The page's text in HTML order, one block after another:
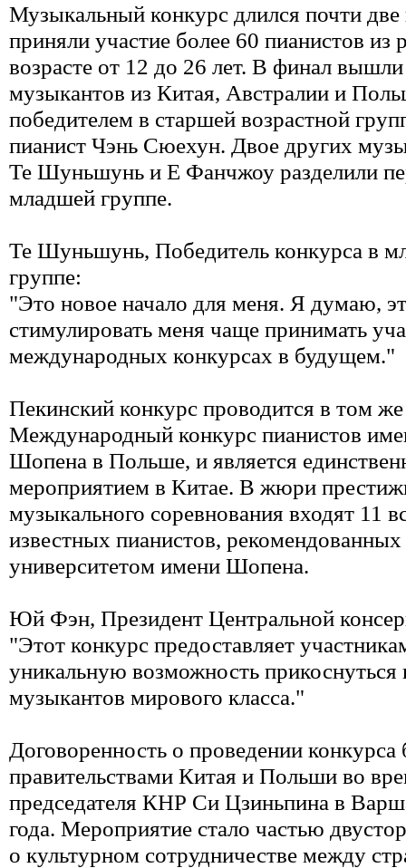
Музыкальный конкурс длился почти
приняли участие более 60 пианистов из
возрасте от 12 до 26 лет. В финал
музыкантов из Китая, Австралии и
победителем в старшей возрастной
пианист Чэнь Сюехун. Двое других
Те Шуньшунь и Е Фанчжоу разделили
младшей группе.
Те Шуньшунь, Победитель конкурса в
группе:
"Это новое начало для меня. Я думаю,
стимулировать меня чаще принимать
международных конкурсах в будущем."
Пекинский конкурс проводится в том
Международный конкурс пианистов
Шопена в Польше, и является
мероприятием в Китае. В жюри
музыкального соревнования входят 11
известных пианистов,
университетом имени Шопена.
Юй Фэн, Президент Центральной
"Этот конкурс предоставляет
уникальную возможность прикоснуться
музыкантов мирового класса."
Договоренность о проведении конкурса
правительствами Китая и Польши во
председателя КНР Си Цзиньпина в
года. Мероприятие стало частью
о культурном сотрудничестве между